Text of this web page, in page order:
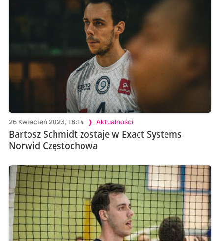
26 Kwiecień 2023, 18:14 Aktualności
Bartosz Schmidt zostaje w Exact Systems
Norwid Częstochowa